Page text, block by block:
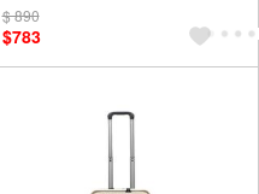
$ 890
$783